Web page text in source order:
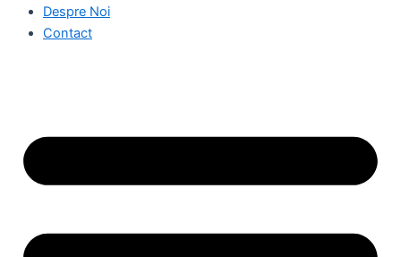
Despre Noi
Contact